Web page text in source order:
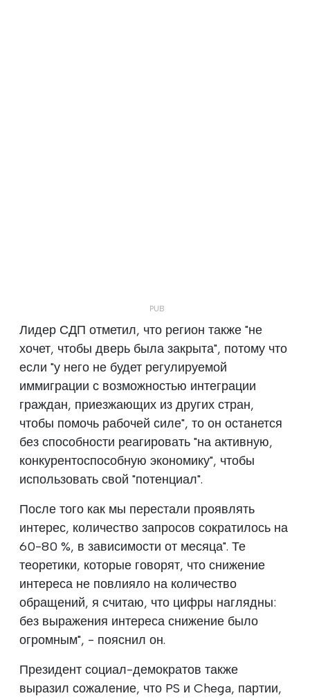
Лидер СДП отметил, что регион также "не
хочет, чтобы дверь была закрыта", потому что
если "у него не будет регулируемой
иммиграции с возможностью интеграции
граждан, приезжающих из других стран,
чтобы помочь рабочей силе", то он останется
без способности реагировать "на активную,
конкурентоспособную экономику", чтобы
использовать свой "потенциал".
После того как мы перестали проявлять
интерес, количество запросов сократилось на
60-80 %, в зависимости от месяца". Те
теоретики, которые говорят, что снижение
интереса не повлияло на количество
обращений, я считаю, что цифры наглядны:
без выражения интереса снижение было
огромным", - пояснил он.
Президент социал-демократов также
выразил сожаление, что PS и Chega, партии,